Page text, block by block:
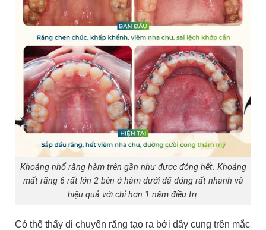
Khoảng nhổ răng hàm trên gần như được đóng hết. Khoảng
mất răng 6 rất lớn 2 bên ở hàm dưới đã đóng rất nhanh và
hiệu quả với chỉ hơn 1 năm điều trị.
Có thể thấy di chuyển răng tạo ra bởi dây cung trên mắc